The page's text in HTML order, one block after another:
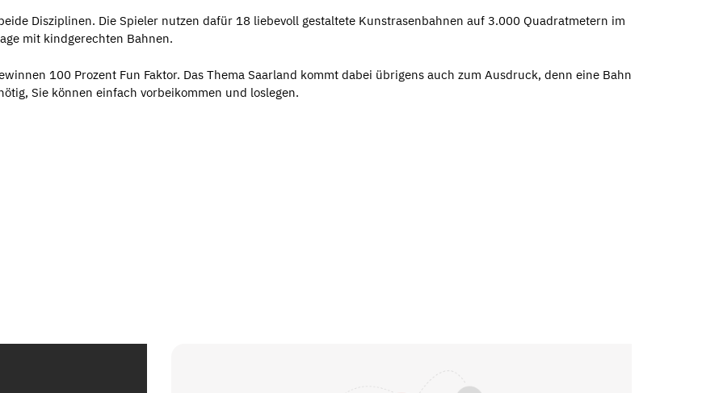
Disziplinen. Die Spieler nutzen dafür 18 liebevoll gestaltete Kunstrasenbahnen auf 3.000 Quadratmetern im
mit kindgerechten Bahnen.
100 Prozent Fun Faktor. Das Thema Saarland kommt dabei übrigens auch zum Ausdruck, denn eine Bahn
Sie können einfach vorbeikommen und loslegen.